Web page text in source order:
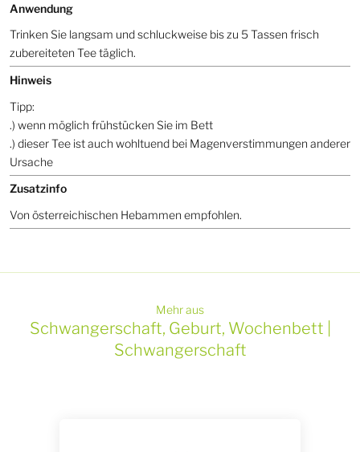
Anwendung
Trinken Sie langsam und schluckweise bis zu 5 Tassen frisch
zubereiteten Tee täglich.
Hinweis
Tipp:
.) wenn möglich frühstücken Sie im Bett
.) dieser Tee ist auch wohltuend bei Magenverstimmungen anderer
Ursache
Zusatzinfo
Von österreichischen Hebammen empfohlen.
Mehr aus
Schwangerschaft, Geburt, Wochenbett |
Schwangerschaft